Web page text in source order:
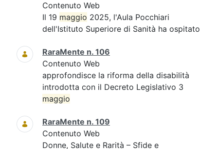
Contenuto Web
Il 19 maggio 2025, l'Aula Pocchiari
dell'Istituto Superiore di Sanità ha ospitato
RaraMente n. 106
Contenuto Web
approfondisce la riforma della disabilità
introdotta con il Decreto Legislativo 3
maggio
RaraMente n. 109
Contenuto Web
Donne, Salute e Rarità – Sfide e